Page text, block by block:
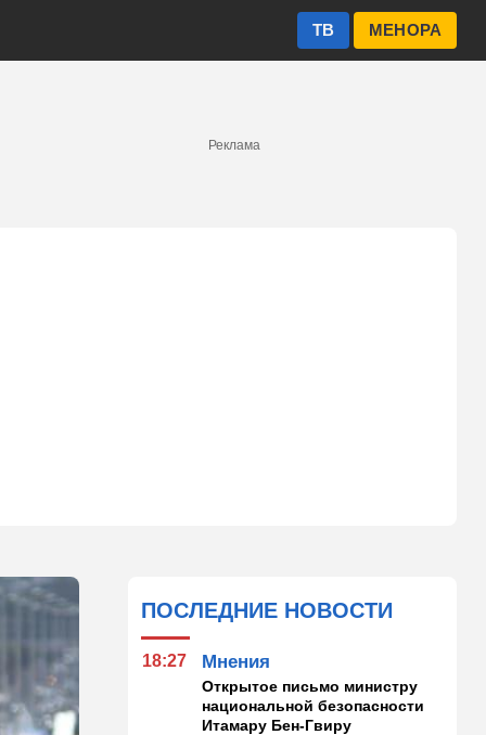
МЕНОРА
ТВ
Реклама
ПОСЛЕДНИЕ НОВОСТИ
18:27 Мнения
Открытое письмо министру
национальной безопасности
Итамару Бен-Гвиру